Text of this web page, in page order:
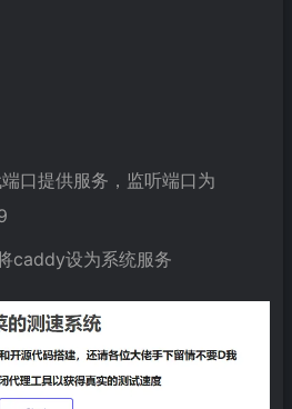
口提供服务，监听端口为
caddy设为系统服务